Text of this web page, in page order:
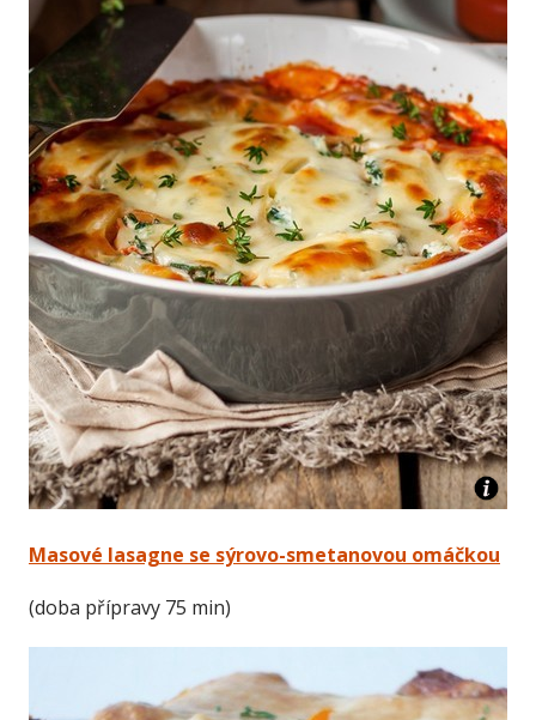
Masové lasagne se sýrovo-smetanovou omáčkou
(doba přípravy 75 min)